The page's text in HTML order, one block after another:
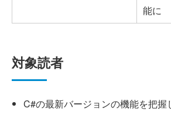
能に
対象読者
C#の最新バージョンの機能を把握